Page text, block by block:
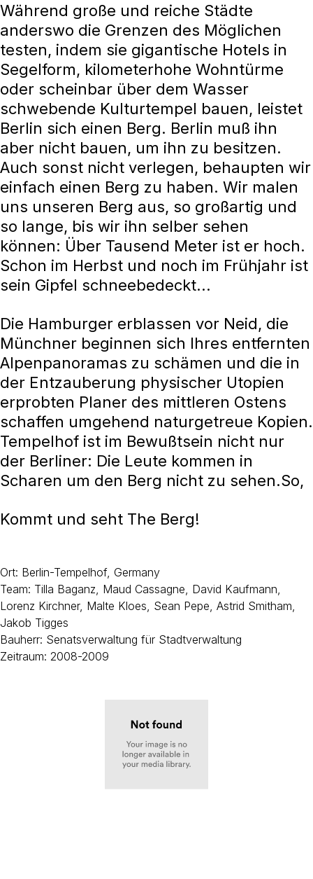
Während große und reiche Städte
anderswo die Grenzen des Möglichen
testen, indem sie gigantische Hotels in
Segelform, kilometerhohe Wohntürme
oder scheinbar über dem Wasser
schwebende Kulturtempel bauen, leistet
Berlin sich einen Berg. Berlin muß ihn
aber nicht bauen, um ihn zu besitzen.
Auch sonst nicht verlegen, behaupten wir
einfach einen Berg zu haben. Wir malen
uns unseren Berg aus, so großartig und
so lange, bis wir ihn selber sehen
können: Über Tausend Meter ist er hoch.
Schon im Herbst und noch im Frühjahr ist
sein Gipfel schneebedeckt...
Die Hamburger erblassen vor Neid, die
Münchner beginnen sich Ihres entfernten
Alpenpanoramas zu schämen und die in
der Entzauberung physischer Utopien
erprobten Planer des mittleren Ostens
schaffen umgehend naturgetreue Kopien.
Tempelhof ist im Bewußtsein nicht nur
der Berliner: Die Leute kommen in
Scharen um den Berg nicht zu sehen.So,
Kommt und seht The Berg!
Ort: Berlin-Tempelhof, Germany
Team: Tilla Baganz, Maud Cassagne, David Kaufmann,
Lorenz Kirchner, Malte Kloes, Sean Pepe, Astrid Smitham,
Jakob Tigges
Bauherr: Senatsverwaltung für Stadtverwaltung
Zeitraum: 2008-2009